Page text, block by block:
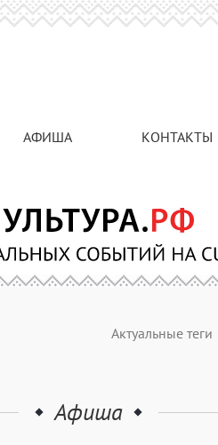
АФИША КОНТАКТЫ
Актуальные теги
Афиша